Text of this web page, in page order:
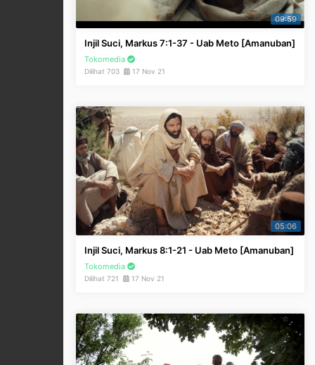
09:59
Injil Suci, Markus 7:1-37 - Uab Meto [Amanuban]
Tokomedia
Dilihat 703 17 Nov 21
05:06
Injil Suci, Markus 8:1-21 - Uab Meto [Amanuban]
Tokomedia
Dilihat 721 17 Nov 21